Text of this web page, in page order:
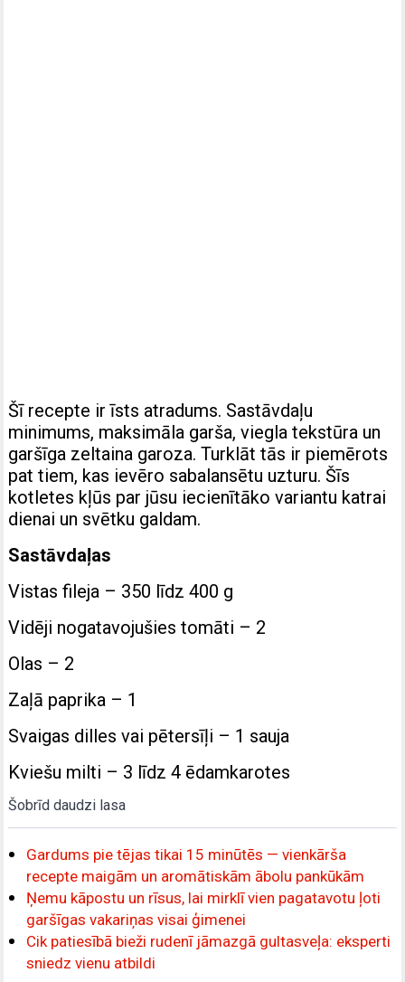
Šī recepte ir īsts atradums. Sastāvdaļu
minimums, maksimāla garša, viegla tekstūra un
garšīga zeltaina garoza. Turklāt tās ir piemērots
pat tiem, kas ievēro sabalansētu uzturu. Šīs
kotletes kļūs par jūsu iecienītāko variantu katrai
dienai un svētku galdam.
Sastāvdaļas
Vistas fileja – 350 līdz 400 g
Vidēji nogatavojušies tomāti – 2
Olas – 2
Zaļā paprika – 1
Svaigas dilles vai pētersīļi – 1 sauja
Kviešu milti – 3 līdz 4 ēdamkarotes
Šobrīd daudzi lasa
Gardums pie tējas tikai 15 minūtēs — vienkārša
recepte maigām un aromātiskām ābolu pankūkām
Ņemu kāpostu un rīsus, lai mirklī vien pagatavotu ļoti
garšīgas vakariņas visai ģimenei
Cik patiesībā bieži rudenī jāmazgā gultasveļa: eksperti
sniedz vienu atbildi